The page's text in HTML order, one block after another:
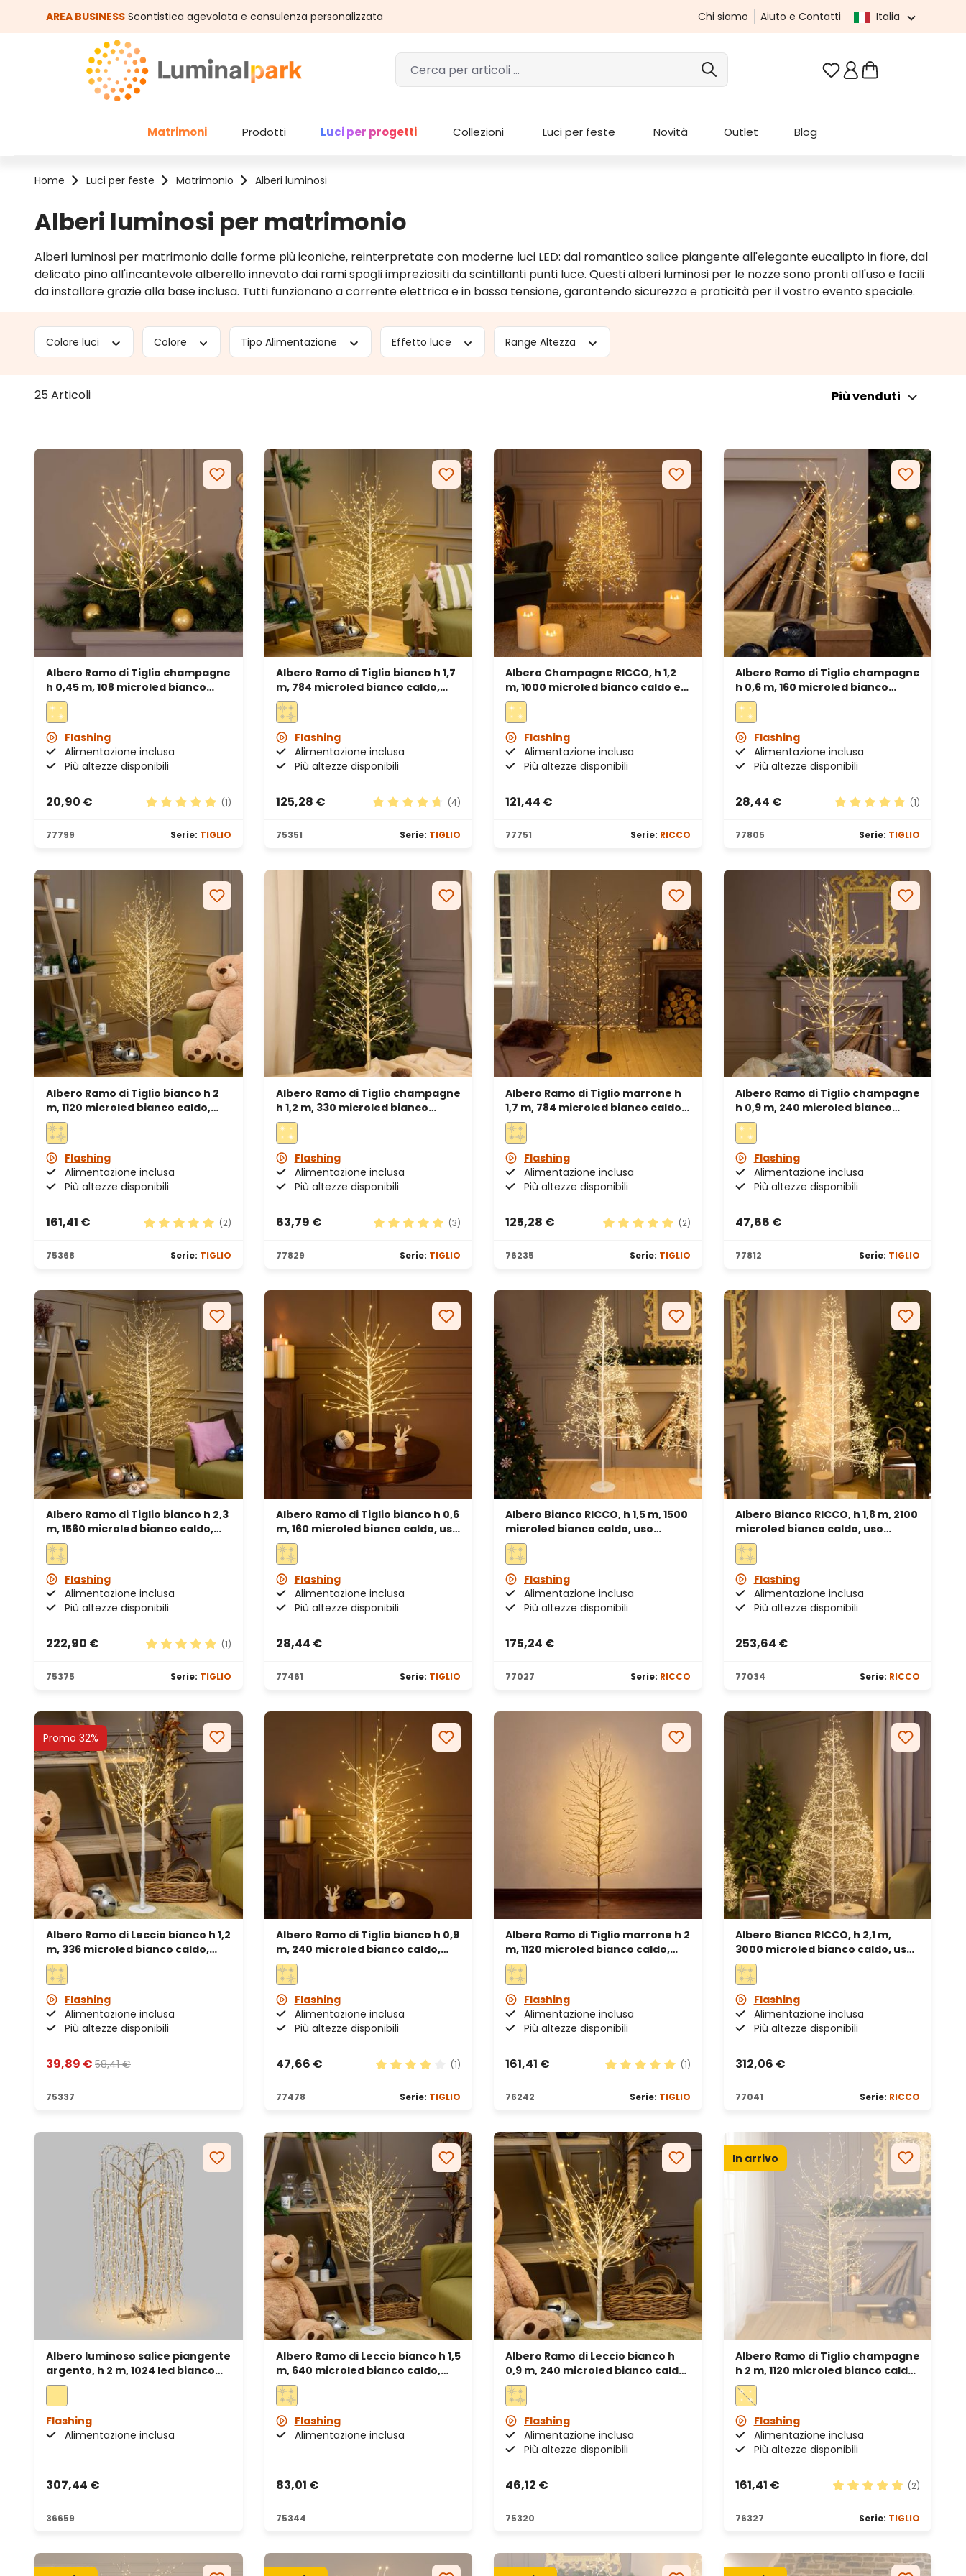
al contenuto principale
Salta alla ricerca
AREA BUSINESS Scontistica agevolata e consulenza personalizzata Chi siamo Aiuto e Contatti Italia
Hai 0 articoli nella
Matrimoni Prodotti Luci per progetti Collezioni Luci per feste Novità Outlet Blog
Home Luci per feste Matrimonio Alberi luminosi
Alberi luminosi per matrimonio
Alberi luminosi per matrimonio dalle forme più iconiche, reinterpretate con moderne luci LED: dal romantico salice piangente all'elegante eucalipto in fiore, dal
delicato pino all'incantevole alberello innevato dai rami spogli impreziositi da scintillanti punti luce. Questi alberi luminosi per le nozze sono pronti all'uso e facili
da installare grazie alla base inclusa. Tutti funzionano a corrente elettrica e in bassa tensione, garantendo sicurezza e praticità per il vostro evento speciale.
Colore luci Colore Tipo Alimentazione Effetto luce Range Altezza
25 Articoli Più venduti
Albero Ramo di Tiglio champagne
h 0,45 m, 108 microled bianco
caldo e bianco freddo, uso
interno
Flashing
Alimentazione inclusa
Più altezze disponibili
20,90 €
(1)
77799 Serie: TIGLIO
Albero Ramo di Tiglio bianco h 1,7
m, 784 microled bianco caldo,
uso interno
Flashing
Alimentazione inclusa
Più altezze disponibili
125,28 €
(4)
75351 Serie: TIGLIO
Albero Champagne RICCO, h 1,2
m, 1000 microled bianco caldo e
bianco freddo, uso interno
Flashing
Alimentazione inclusa
Più altezze disponibili
121,44 €
77751 Serie: RICCO
Albero Ramo di Tiglio champagne
h 0,6 m, 160 microled bianco
caldo e bianco freddo, uso
interno
Flashing
Alimentazione inclusa
Più altezze disponibili
28,44 €
(1)
77805 Serie: TIGLIO
Albero Ramo di Tiglio bianco h 2
m, 1120 microled bianco caldo,
uso interno
Flashing
Alimentazione inclusa
Più altezze disponibili
161,41 €
(2)
75368 Serie: TIGLIO
Albero Ramo di Tiglio champagne
h 1,2 m, 330 microled bianco
caldo e bianco freddo, uso
interno
Flashing
Alimentazione inclusa
Più altezze disponibili
63,79 €
(3)
77829 Serie: TIGLIO
Albero Ramo di Tiglio marrone h
1,7 m, 784 microled bianco caldo,
uso interno
Flashing
Alimentazione inclusa
Più altezze disponibili
125,28 €
(2)
76235 Serie: TIGLIO
Albero Ramo di Tiglio champagne
h 0,9 m, 240 microled bianco
caldo e bianco freddo, uso
interno
Flashing
Alimentazione inclusa
Più altezze disponibili
47,66 €
77812 Serie: TIGLIO
Albero Ramo di Tiglio bianco h 2,3
m, 1560 microled bianco caldo,
uso interno
Flashing
Alimentazione inclusa
Più altezze disponibili
222,90 €
(1)
75375 Serie: TIGLIO
Albero Ramo di Tiglio bianco h 0,6
m, 160 microled bianco caldo, uso
interno
Flashing
Alimentazione inclusa
Più altezze disponibili
28,44 €
77461 Serie: TIGLIO
Albero Bianco RICCO, h 1,5 m, 1500
microled bianco caldo, uso
interno
Flashing
Alimentazione inclusa
Più altezze disponibili
175,24 €
77027 Serie: RICCO
Albero Bianco RICCO, h 1,8 m, 2100
microled bianco caldo, uso
interno
Flashing
Alimentazione inclusa
Più altezze disponibili
253,64 €
77034 Serie: RICCO
Promo 32%
Albero Ramo di Leccio bianco h 1,2
m, 336 microled bianco caldo,
uso interno
Flashing
Alimentazione inclusa
Più altezze disponibili
39,89 € 58,41 €
75337
Albero Ramo di Tiglio bianco h 0,9
m, 240 microled bianco caldo,
uso interno
Flashing
Alimentazione inclusa
Più altezze disponibili
47,66 €
(1)
77478 Serie: TIGLIO
Albero Ramo di Tiglio marrone h 2
m, 1120 microled bianco caldo,
uso interno
Flashing
Alimentazione inclusa
Più altezze disponibili
161,41 €
(1)
76242 Serie: TIGLIO
Albero Bianco RICCO, h 2,1 m,
3000 microled bianco caldo, uso
interno
Flashing
Alimentazione inclusa
Più altezze disponibili
312,06 €
77041 Serie: RICCO
Albero luminoso salice piangente
argento, h 2 m, 1024 led bianco
caldo
Flashing
Alimentazione inclusa
307,44 €
36659
Albero Ramo di Leccio bianco h 1,5
m, 640 microled bianco caldo,
uso interno
Flashing
Alimentazione inclusa
83,01 €
75344
Albero Ramo di Leccio bianco h
0,9 m, 240 microled bianco caldo,
uso interno
Flashing
Alimentazione inclusa
Più altezze disponibili
46,12 €
75320
In arrivo
Albero Ramo di Tiglio champagne
h 2 m, 1120 microled bianco caldo
e bianco freddo, uso interno
Flashing
Alimentazione inclusa
Più altezze disponibili
161,41 €
(2)
76327 Serie: TIGLIO